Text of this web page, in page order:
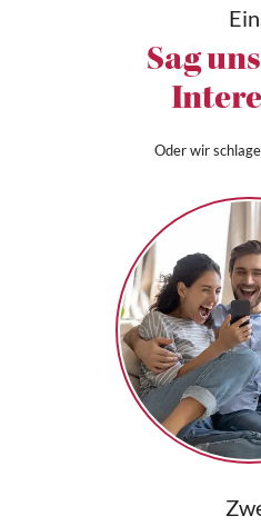
Sag
Oder wir